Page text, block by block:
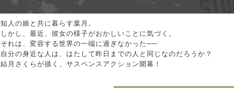
知人の娘と共に暮らす葉月。
しかし、最近、彼女の様子がおかしいことに気づく。
それは、変容する世界の一端に過ぎなかった──
自分の身近な人は、はたして昨日までの人と同じなのだろうか？
結月さくらが描く、サスペンスアクション開幕！